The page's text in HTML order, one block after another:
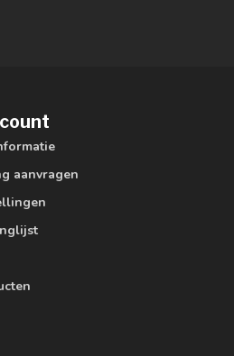
aanvragen